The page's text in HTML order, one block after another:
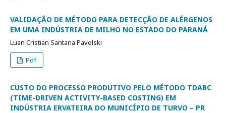
VALIDAÇÃO DE MÉTODO PARA DETECÇÃO DE ALÉRGENOS
EM UMA INDÚSTRIA DE MILHO NO ESTADO DO PARANÁ
Luan Cristian Santana Pavelski
Pdf
CUSTO DO PROCESSO PRODUTIVO PELO MÉTODO TDABC
(TIME-DRIVEN ACTIVITY-BASED COSTING) EM
INDÚSTRIA ERVATEIRA DO MUNICÍPIO DE TURVO – PR